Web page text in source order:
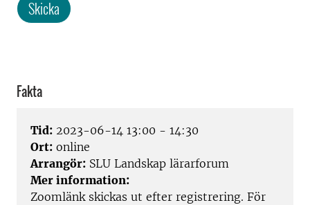
Skicka
Fakta
Tid: 2023-06-14 13:00 - 14:30
Ort: online
Arrangör: SLU Landskap lärarforum
Mer information:
Zoomlänk skickas ut efter registrering. För